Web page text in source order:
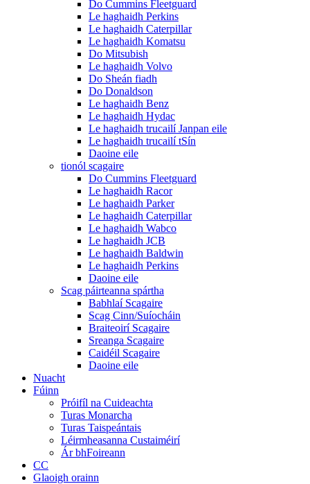
Do Cummins Fleetguard
Le haghaidh Perkins
Le haghaidh Caterpillar
Le haghaidh Komatsu
Do Mitsubish
Le haghaidh Volvo
Do Sheán fiadh
Do Donaldson
Le haghaidh Benz
Le haghaidh Hydac
Le haghaidh trucailí Janpan eile
Le haghaidh trucailí tSín
Daoine eile
tionól scagaire
Do Cummins Fleetguard
Le haghaidh Racor
Le haghaidh Parker
Le haghaidh Caterpillar
Le haghaidh Wabco
Le haghaidh JCB
Le haghaidh Baldwin
Le haghaidh Perkins
Daoine eile
Scag páirteanna spártha
Babhlaí Scagaire
Scag Cinn/Suíocháin
Braiteoirí Scagaire
Sreanga Scagaire
Caidéil Scagaire
Daoine eile
Nuacht
Fúinn
Próifíl na Cuideachta
Turas Monarcha
Turas Taispeántais
Léirmheasanna Custaiméirí
Ár bhFoireann
CC
Glaoigh orainn